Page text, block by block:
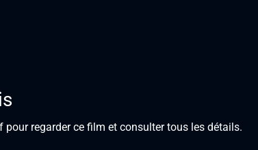
regarder ce film et consulter tous les détails.